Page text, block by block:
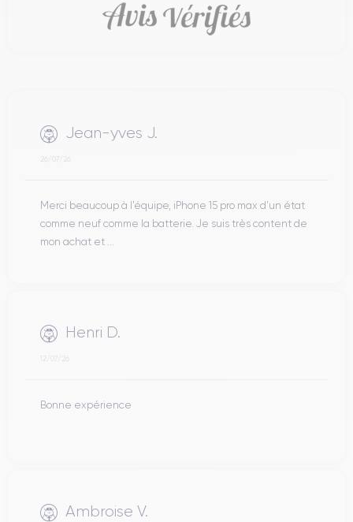
Jean-yves J.
26/07/26
Merci beaucoup à l’équipe, iPhone 15 pro max d’un état
comme neuf comme la batterie. Je suis très content de
mon achat et ...
Henri D.
12/07/26
Bonne expérience
Ambroise V.